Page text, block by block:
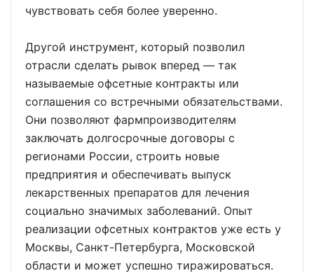
чувствовать себя более уверенно.
Другой инструмент, который позволил
отрасли сделать рывок вперед — так
называемые офсетные контракты или
соглашения со встречными обязательствами.
Они позволяют фармпроизводителям
заключать долгосрочные договоры с
регионами России, строить новые
предприятия и обеспечивать выпуск
лекарственных препаратов для лечения
социально значимых заболеваний. Опыт
реализации офсетных контрактов уже есть у
Москвы, Санкт-Петербурга, Московской
области и может успешно тиражироваться.